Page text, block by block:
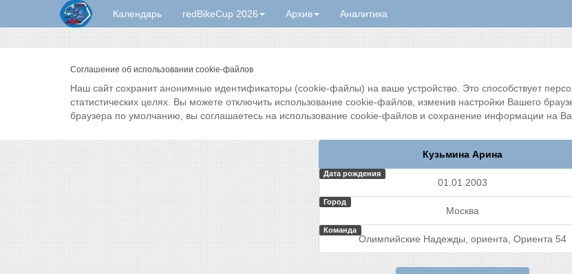
Календарь redBikeCup 2026 Архив Аналитика
Соглашение об использовании cookie-файлов
Наш сайт сохранит анонимные идентификаторы (cookie-файлы) на ваше устройство. Это способствует
статистических целях. Вы можете отключить использование cookie-файлов, изменив настройки Вашего
браузера по умолчанию, вы соглашаетесь на использование cookie-файлов и сохранение информации на
Кузьмина Арина
Дата рождения
01.01.2003
Город
Москва
Команда
Олимпийские Надежды, ориента, Ориента 54